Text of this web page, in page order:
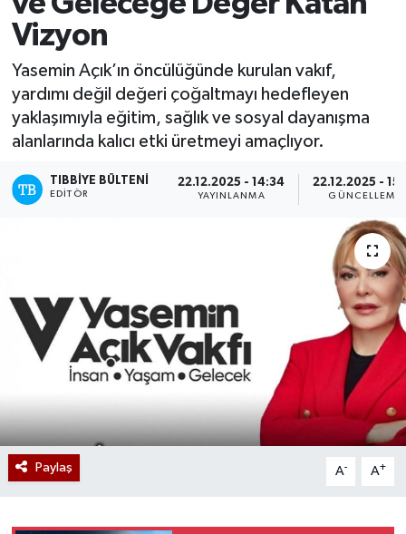
Vizyon
Yasemin Açık’ın öncülüğünde kurulan vakıf,
yardımı değil değeri çoğaltmayı hedefleyen
yaklaşımıyla eğitim, sağlık ve sosyal dayanışma
alanlarında kalıcı etki üretmeyi amaçlıyor.
TIBBIYE BÜLTENI
EDITÖR
22.12.2025 - 14:34
YAYINLANMA
22.12.2025 -
GÜNCELLEME
Paylaş A- A+
Mevzuat